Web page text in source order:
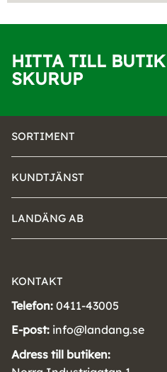
HITTA TILL
SKURUP
SORTIMENT
KUNDTJÄNST
LANDÄNG AB
KONTAKT
Telefon: 0411-43005
E-post: info@landang.se
Adress till butiken: